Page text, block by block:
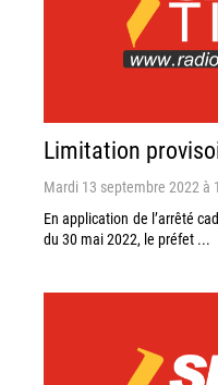
Limitation
Mardi 13 septembre 2022 à
En application de l’arrêté
du 30 mai 2022, le préfet ...